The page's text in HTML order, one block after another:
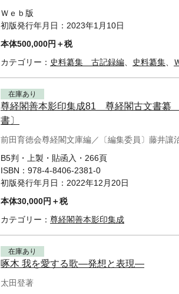
Ｗｅｂ版
初版発行年月日： 2023年1月10日
本体500,000円＋税
カテゴリー： 史料纂集 古記録編、 史料纂集、
在庫あり
尊経閣善本影印集成81 尊経閣古文書
書〕
前田育徳会尊経閣文庫編／〔編集委員〕藤井讓
B5判・上製・貼函入・266頁
ISBN： 978-4-8406-2381-0
初版発行年月日： 2022年12月20日
本体30,000円＋税
カテゴリー： 尊経閣善本影印集成
在庫あり
啄木 我を愛する歌—発想と表現—
太田登著